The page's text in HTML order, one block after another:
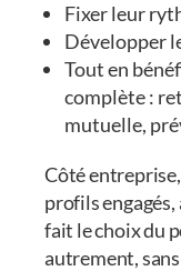
Fixer leur
Développer
Tout en
complète :
mutuelle,
Côté
profils
fait le choix du
autrement,